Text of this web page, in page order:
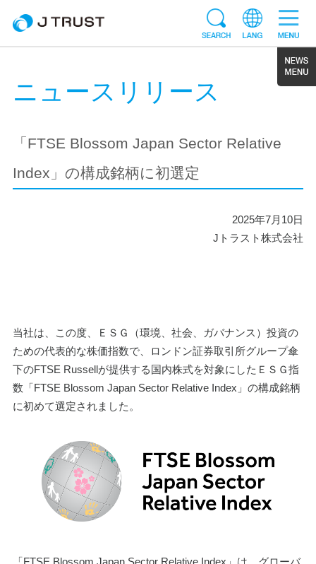
ニュースリリース
「FTSE Blossom Japan Sector Relative
Index」の構成銘柄に初選定
2025年7月10日
Jトラスト株式会社
当社は、この度、ＥＳＧ（環境、社会、ガバナンス）投資の
ための代表的な株価指数で、ロンドン証券取引所グループ傘
下のFTSE Russellが提供する国内株式を対象にしたＥＳＧ指
数「FTSE Blossom Japan Sector Relative Index」の構成銘柄
に初めて選定されました。
「FTSE Blossom Japan Sector Relative Index」は、グローバ